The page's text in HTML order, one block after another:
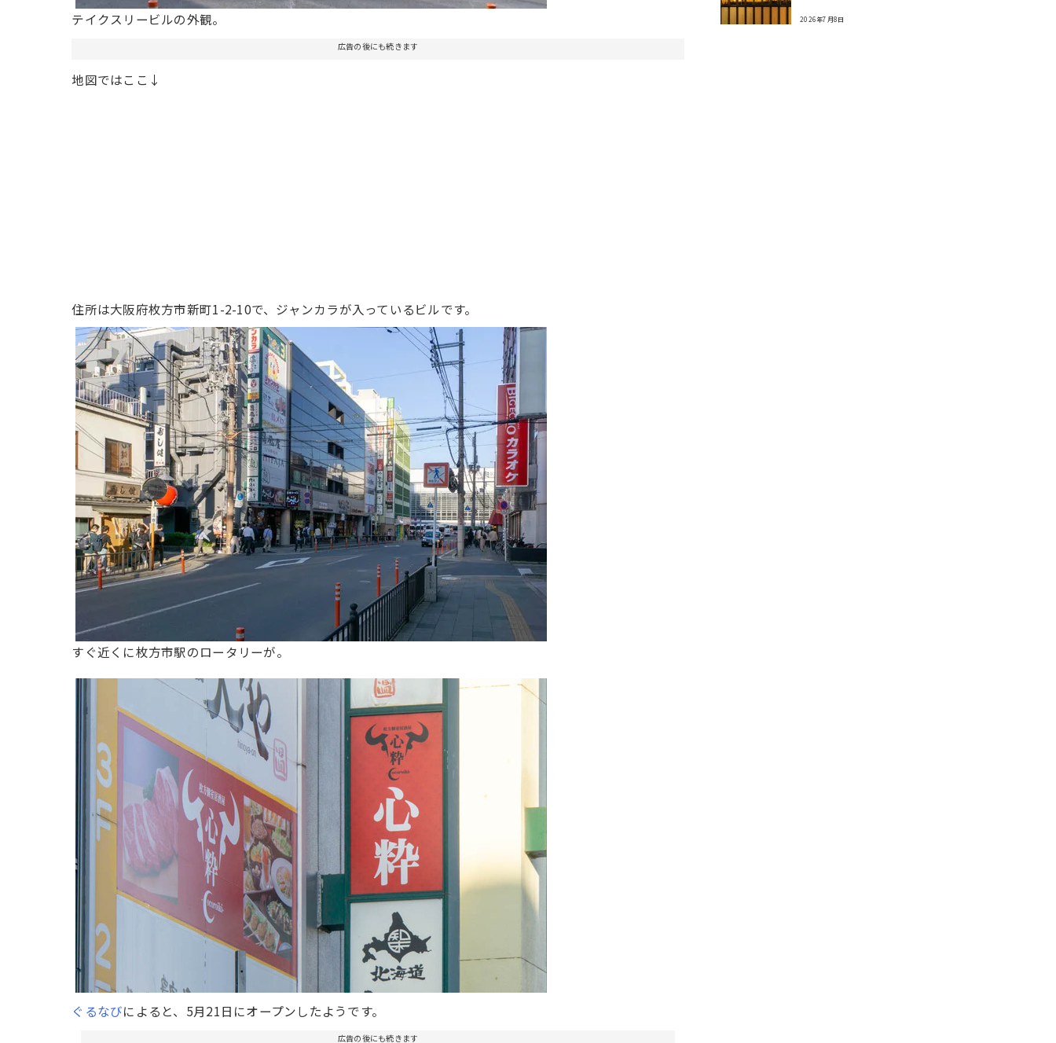
テイクスリービルの外観。
広告の後にも続きます
地図ではここ↓
住所は大阪府枚方市新町1-2-10で、ジャンカラが入っているビルです。
すぐ近くに枚方市駅のロータリーが。
ぐるなびによると、5月21日にオープンしたようです。
広告の後にも続きます
2026年7月8日